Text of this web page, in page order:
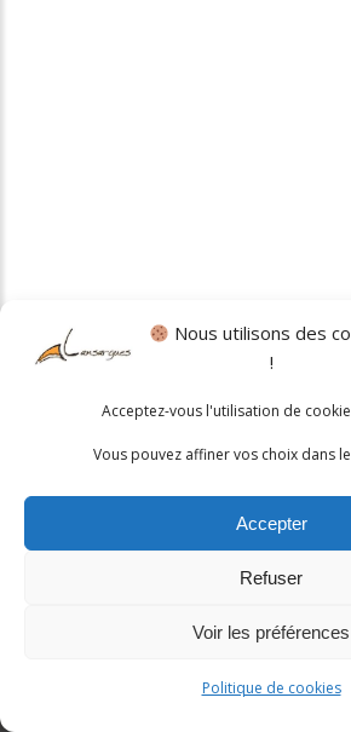
Nous utilisons des
!
Acceptez-vous l'utilisation de
Vous pouvez affiner vos choix dans
Accepter
Refuser
Voir les préférences
Politique de cookies
Politique cookies•Mentions légales